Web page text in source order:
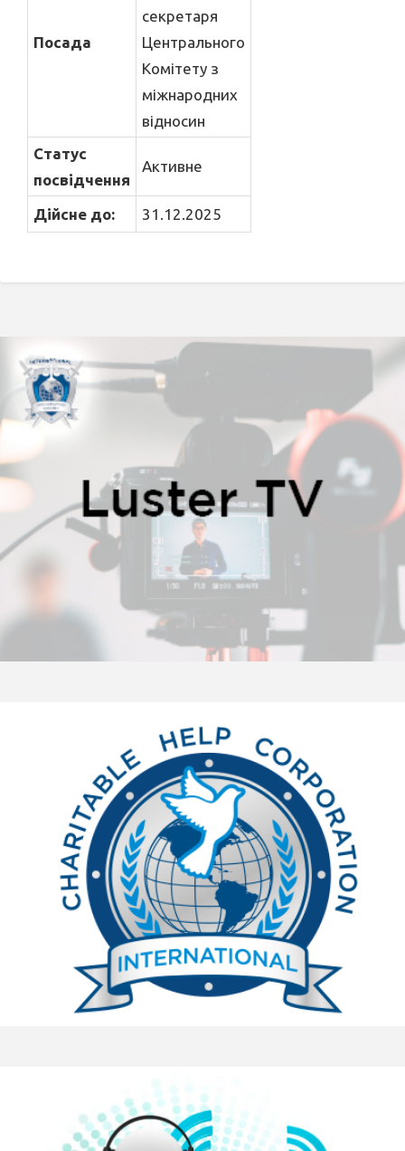
Посада
секретаря
Центрального
Комітету з
міжнародних
відносин
Статус
посвідчення
Активне
Дійсне до: 31.12.2025